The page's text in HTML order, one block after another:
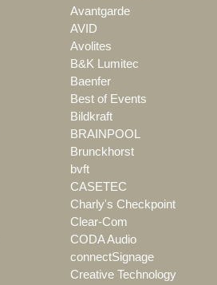
Avantgarde
AVID
Avolites
B&K Lumitec
Baenfer
Best of Events
Bildkraft
BRAINPOOL
Brunckhorst
bvft
CASETEC
Charly's Checkpoint
Clear-Com
CODA Audio
connectSignage
Creative Technology